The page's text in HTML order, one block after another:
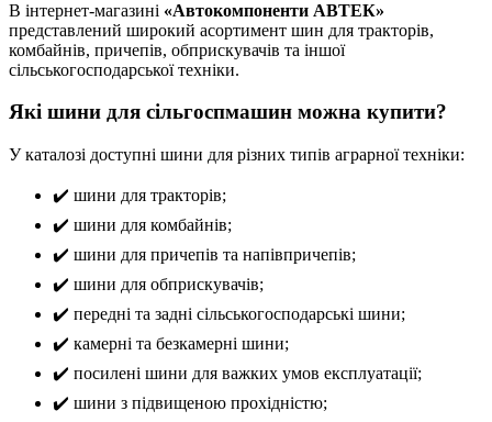
В інтернет-магазині «Автокомпоненти АВТЕК»
представлений широкий асортимент шин для тракторів,
комбайнів, причепів, обприскувачів та іншої
сільськогосподарської техніки.
Які шини для сільгоспмашин можна купити?
У каталозі доступні шини для різних типів аграрної техніки:
✔️ шини для тракторів;
✔️ шини для комбайнів;
✔️ шини для причепів та напівпричепів;
✔️ шини для обприскувачів;
✔️ передні та задні сільськогосподарські шини;
✔️ камерні та безкамерні шини;
✔️ посилені шини для важких умов експлуатації;
✔️ шини з підвищеною прохідністю;